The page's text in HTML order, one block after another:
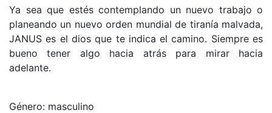
Ya sea que estés contemplando un nuevo trabajo o
planeando un nuevo orden mundial de tiranía malvada,
JANUS es el dios que te indica el camino. Siempre es
bueno tener algo hacia atrás para mirar hacia
adelante.
Género: masculino